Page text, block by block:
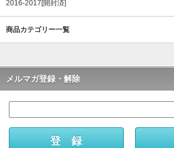
2016-2017[開封済]
商品カテゴリー一覧
メルマガ登録・解除